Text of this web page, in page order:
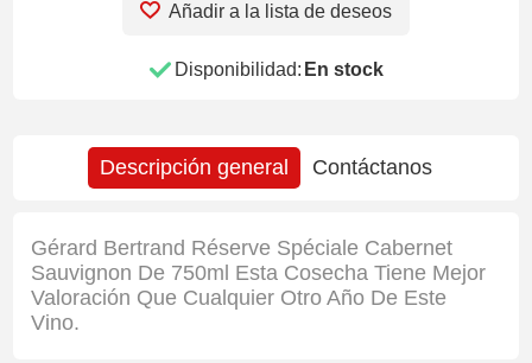
Añadir a la lista de deseos
Disponibilidad: En stock
Descripción general Contáctanos
Gérard Bertrand Réserve Spéciale Cabernet
Sauvignon De 750ml Esta Cosecha Tiene Mejor
Valoración Que Cualquier Otro Año De Este
Vino.